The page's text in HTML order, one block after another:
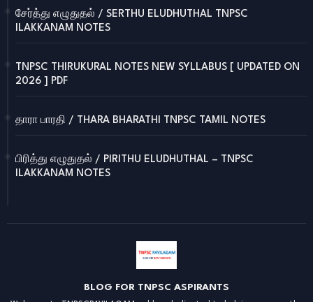
சேர்த்து எழுதுதல் / SERTHU ELUDHUTHAL TNPSC
ILAKKANAM NOTES
TNPSC THIRUKURAL NOTES NEW SYLLABUS [ UPDATED ON
2026 ] PDF
தாரா பாரதி / THARA BHARATHI TNPSC TAMIL NOTES
பிரித்து எழுதுதல் / PIRITHU ELUDHUTHAL – TNPSC
ILAKKANAM NOTES
BLOG FOR TNPSC ASPIRANTS